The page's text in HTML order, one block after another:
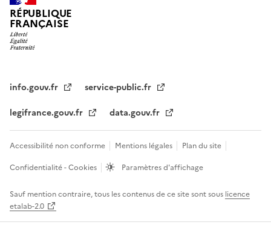
RÉPUBLIQUE
FRANÇAISE
info.gouv.fr
service-public.fr
legifrance.gouv.fr
data.gouv.fr
Accessibilité non conforme Mentions légales
Plan du site
Confidentialité - Cookies
Paramètres d'affichage
Sauf mention contraire, tous les contenus de ce site sont sous licence
etalab-2.0